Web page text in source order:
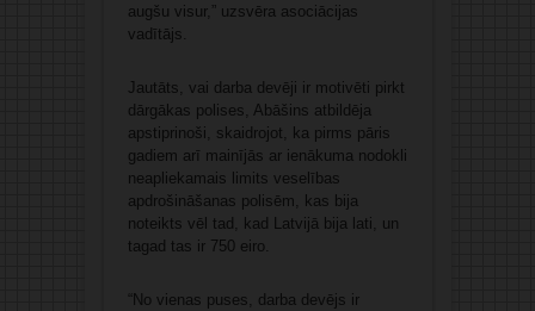
augšu visur,” uzsvēra asociācijas
vadītājs.
Jautāts, vai darba devēji ir motivēti pirkt
dārgākas polises, Abāšins atbildēja
apstiprinoši, skaidrojot, ka pirms pāris
gadiem arī mainījās ar ienākuma nodokli
neapliekamais limits veselības
apdrošināšanas polisēm, kas bija
noteikts vēl tad, kad Latvijā bija lati, un
tagad tas ir 750 eiro.
“No vienas puses, darba devējs ir